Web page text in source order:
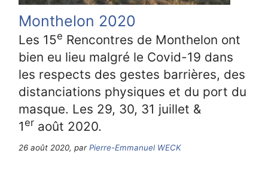
Monthelon 2020
Les 15e Rencontres de Monthelon ont
bien eu lieu malgré le Covid-19 dans
les respects des gestes barrières, des
distanciations physiques et du port du
masque. Les 29, 30, 31 juillet &
1er août 2020.
26 août 2020, parPierre-Emmanuel WECK